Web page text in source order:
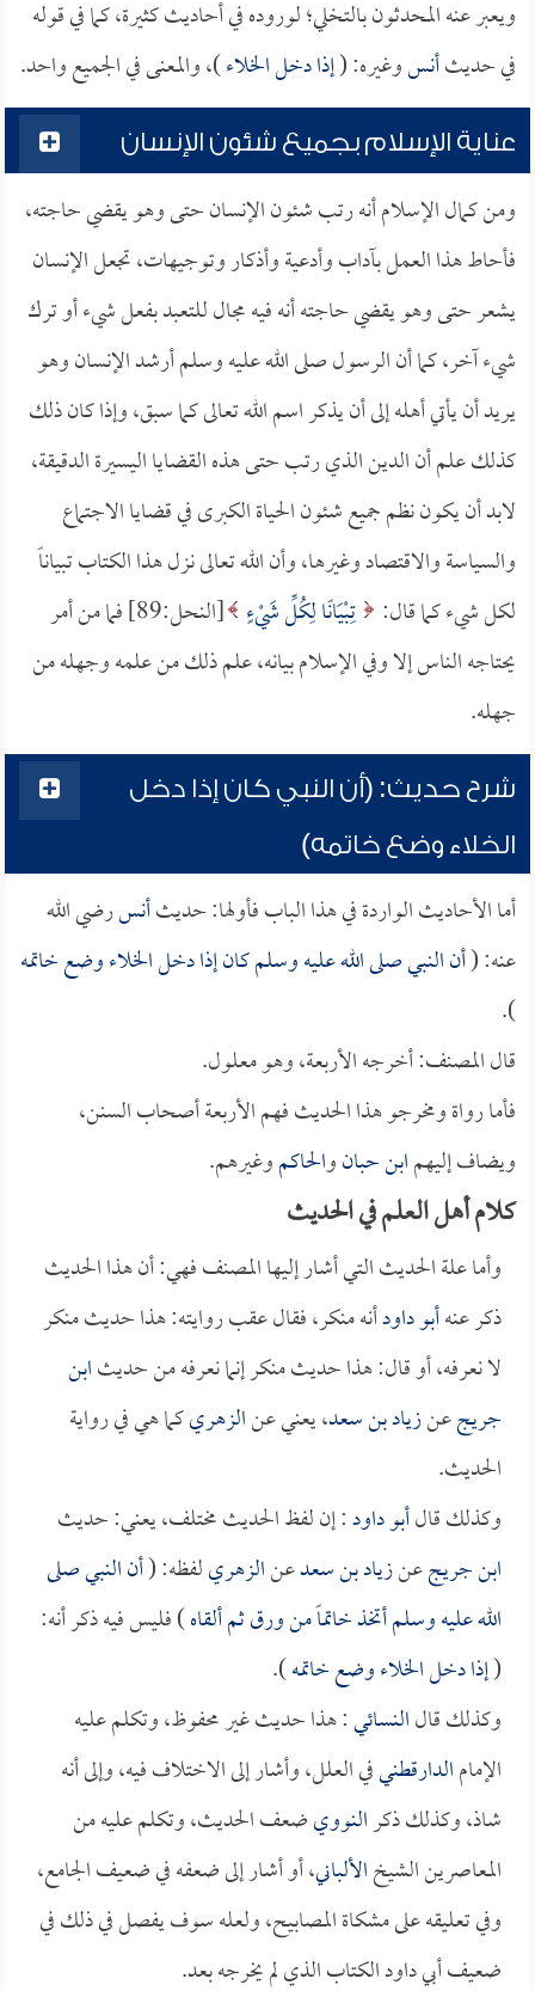
ويعبر عنه المحدثون بالتخلي؛ لوروده في أحاديث كثيرة، كما في قوله
في حديثأنسوغيره: (إذا دخل الخلاء)، والمعنى في الجميع واحد.
عناية الإسلام بجميع شئون الإنسان
ومن كمال الإسلام أنه رتب شئون الإنسان حتى وهو يقضي حاجته،
فأحاط هذا العمل بآداب وأدعية وأذكار وتوجيهات، تجعل الإنسان
يشعر حتى وهو يقضي حاجته أنه فيه مجال للتعبد بفعل شيء أو ترك
شيء آخر، كما أن الرسول صلى الله عليه وسلم أرشد الإنسان وهو
يريد أن يأتي أهله إلى أن يذكر اسم الله تعالى كما سبق، وإذا كان ذلك
كذلك علم أن الدين الذي رتب حتى هذه القضايا اليسيرة الدقيقة،
لابد أن يكون نظم جميع شئون الحياة الكبرى في قضايا الاجتماع
والسياسة والاقتصاد وغيرها، وأن الله تعالى نزل هذا الكتاب تبياناً
لكل شيء كما قال: تِبْيَانًا لِكُلِّ شَيْءٍ
[النحل:89] فما من أمر
يحتاجه الناس إلا وفي الإسلام بيانه، علم ذلك من علمه وجهله من
جهله.
شرح حديث: (أن النبي كان إذا دخل
الخلاء وضع خاتمه)
أما الأحاديث الواردة في هذا الباب فأولها: حديثأنسرضي الله
عنه: (أن النبي صلى الله عليه وسلم كان إذا دخل الخلاء وضع خاتمه
).
قال المصنف: أخرجه الأربعة، وهو معلول.
فأما رواة ومخرجو هذا الحديث فهم الأربعة أصحاب السنن،
ويضاف إليهمابن حبانوالحاكموغيرهم.
كلام أهل العلم في الحديث
وأما علة الحديث التي أشار إليها المصنف فهي: أن هذا الحديث
ذكر عنهأبو داودأنه منكر، فقال عقب روايته: هذا حديث منكر
لا نعرفه، أو قال: هذا حديث منكر إنما نعرفه من حديثابن
جريجعنزياد بن سعد، يعني عنالزهريكما هي في رواية
الحديث.
وكذلك قالأبو داود: إن لفظ الحديث مختلف، يعني: حديث
ابن جريجعنزياد بن سعدعنالزهريلفظه: (أن النبي صلى
الله عليه وسلم أتخذ خاتماً من ورق ثم ألقاه) فليس فيه ذكر أنه:
(إذا دخل الخلاء وضع خاتمه).
وكذلك قالالنسائي: هذا حديث غير محفوظ، وتكلم عليه
الإمامالدارقطنيفي العلل، وأشار إلى الاختلاف فيه، وإلى أنه
شاذ، وكذلك ذكرالنوويضعف الحديث، وتكلم عليه من
المعاصرين الشيخالألباني، أو أشار إلى ضعفه في ضعيف الجامع،
وفي تعليقه على مشكاة المصابيح، ولعله سوف يفصل في ذلك في
ضعيف أبي داود الكتاب الذي لم يخرجه بعد.